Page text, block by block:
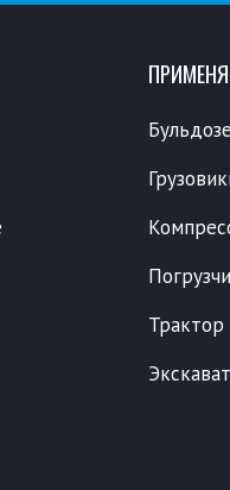
Трактор